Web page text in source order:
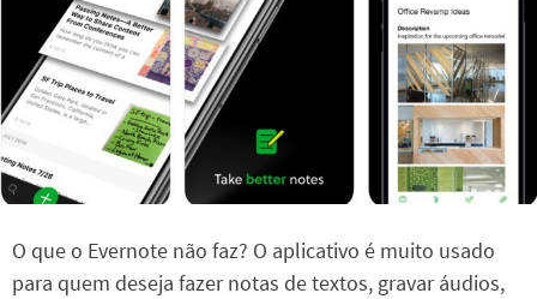
O que o Evernote não faz? O aplicativo é muito usado
para quem deseja fazer notas de textos, gravar áudios,